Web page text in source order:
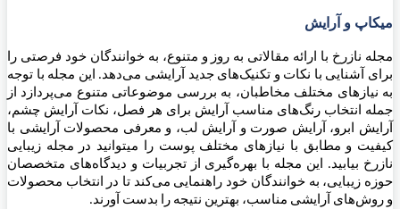
میکاپ و آرایش
مجله نازرخ با ارائه مقالاتی به روز و متنوع، به خوانندگان خود فرصتی را
برای آشنایی با نکات و تکنیک‌های جدید آرایشی می‌دهد. این مجله با توجه
به نیازهای مختلف مخاطبان، به بررسی موضوعاتی متنوع می‌پردازد از
جمله انتخاب رنگ‌های مناسب آرایش برای هر فصل، نکات آرایش چشم،
آرایش ابرو، آرایش صورت و آرایش لب، و معرفی محصولات آرایشی با
کیفیت و مطابق با نیازهای مختلف پوست را میتوانید در مجله زیبایی
نازرخ بیابید. این مجله با بهره‌گیری از تجربیات و دیدگاه‌های متخصصان
حوزه زیبایی، به خوانندگان خود راهنمایی می‌کند تا در انتخاب محصولات
و روش‌های آرایشی مناسب، بهترین نتیجه را بدست آورند.